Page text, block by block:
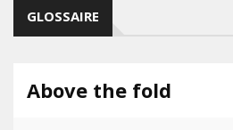
GLOSSAIRE
Above the fold